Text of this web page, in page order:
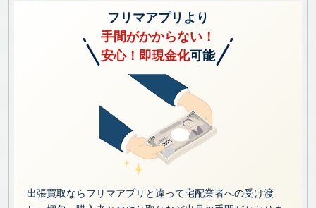
フリマアプリより
手間がかからない！
安心！即現金化可能
出張買取ならフリマアプリと違って宅配業者への受け渡